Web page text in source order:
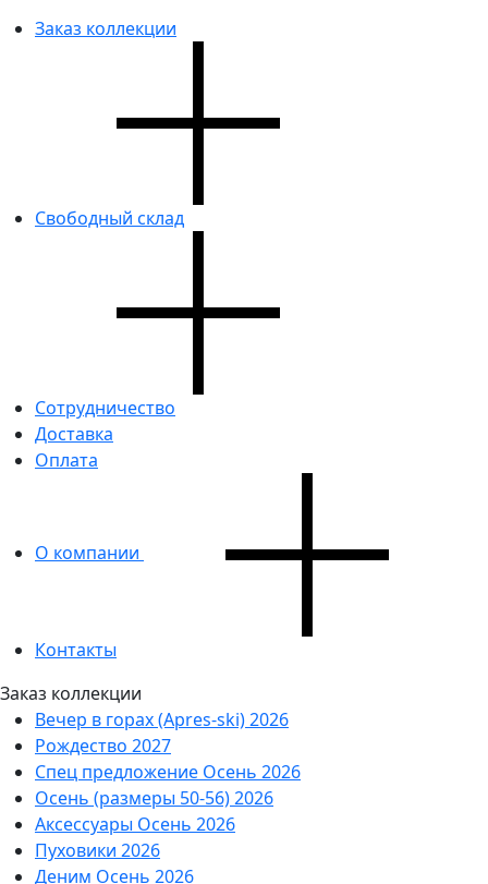
Заказ коллекции
Свободный склад
Сотрудничество
Доставка
Оплата
О компании
Контакты
Заказ коллекции
Вечер в горах (Apres-ski) 2026
Рождество 2027
Спец предложение Осень 2026
Осень (размеры 50-56) 2026
Аксессуары Осень 2026
Пуховики 2026
Деним Осень 2026